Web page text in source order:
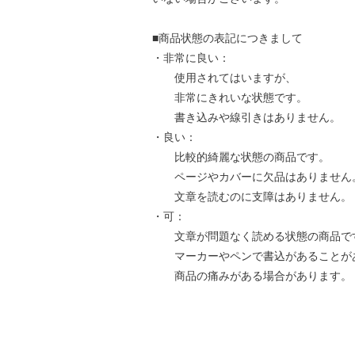
■商品状態の表記につきまして
・非常に良い：
使用されてはいますが、
非常にきれいな状態です。
書き込みや線引きはありません。
・良い：
比較的綺麗な状態の商品です。
ページやカバーに欠品はありません
文章を読むのに支障はありません。
・可：
文章が問題なく読める状態の商品で
マーカーやペンで書込があることが
商品の痛みがある場合があります。